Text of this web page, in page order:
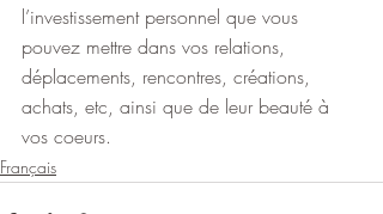
l’investissement personnel que vous
pouvez mettre dans vos relations,
déplacements, rencontres, créations,
achats, etc, ainsi que de leur beauté à
vos coeurs.
Français